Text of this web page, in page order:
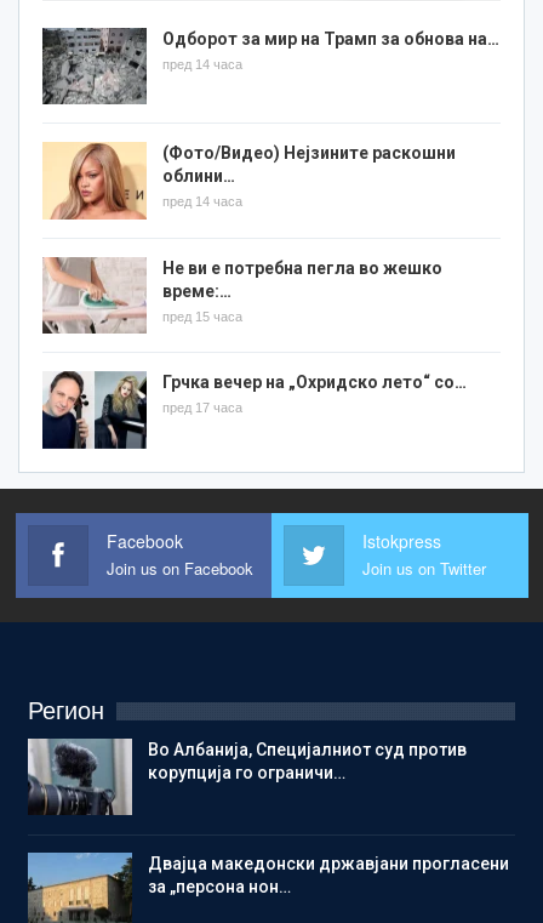
Одборот за мир на Трамп за обнова на…
пред 14 часа
(Фото/Видео) Нејзините раскошни
облини…
пред 14 часа
Не ви е потребна пегла во жешко
време:…
пред 15 часа
Грчка вечер на „Охридско лето“ со…
пред 17 часа
Facebook
Join us on Facebook
Istokpress
Join us on Twitter
Регион
Во Албанија, Специјалниот суд против
корупција го ограничи…
Двајца македонски државјани прогласени
за „персона нон…